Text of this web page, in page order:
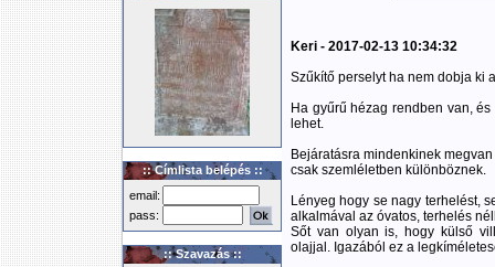
:: Címlista belépés ::
email:
pass:
:: Szavazás ::
Keri - 2017-02-13 10:34:32
Szűkítő perselyt ha nem dobja ki
Ha gyűrű hézag rendben van,
lehet.
Bejáratásra mindenkinek
csak szemléletben különböznek.
Lényeg hogy se nagy terhelést,
alkalmával az óvatos, terhelés
Sőt van olyan is, hogy külső
olajjal. Igazából ez a